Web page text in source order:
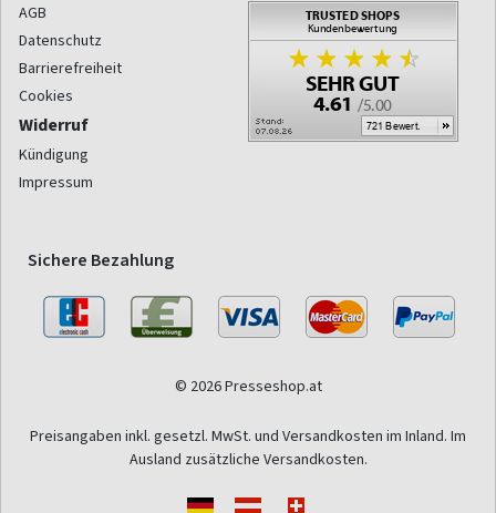
AGB
Datenschutz
Barrierefreiheit
Cookies
Widerruf
Kündigung
Impressum
Sichere Bezahlung
© 2026 Presseshop.at
Preisangaben inkl. gesetzl. MwSt. und Versandkosten im Inland. Im
Ausland zusätzliche Versandkosten.